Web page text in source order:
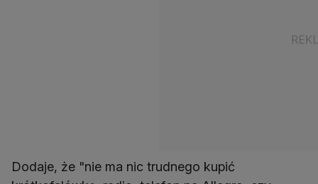
Dodaje, że "nie ma nic trudnego kupić